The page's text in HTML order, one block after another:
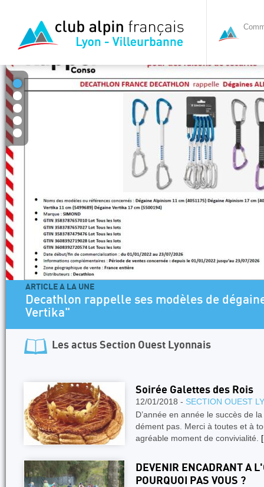
ARTICLE A LA UNE
Decathlon rappelle ses modèles de
Vertika"
Les actus Section Ouest Lyonnais
Soirée Galettes des Rois
12/01/2018 - SECTION OUEST
D’année en année le succès de
dément pas. Merci à toutes et à
agréable moment de convivialité.
DEVENIR ENCADRANT A
POURQUOI PAS VOUS ?